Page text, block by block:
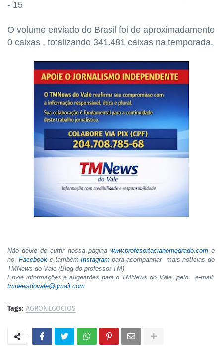
- 15
O volume enviado do Brasil foi de aproximadamente
0 caixas , totalizando 341.481 caixas na temporada.
Não deixe de curtir nossa página www.profesortacianomedrado.come
noFacebook e tambémInstagram para acompanhar mais notícias do
TMNews do Vale (Blog do professor TM)
Envie informações e sugestões para o TMNews do Vale pelo e-mail:
tmnewsdovale@gmail.com
Tags: AGRONEGÓCIOS